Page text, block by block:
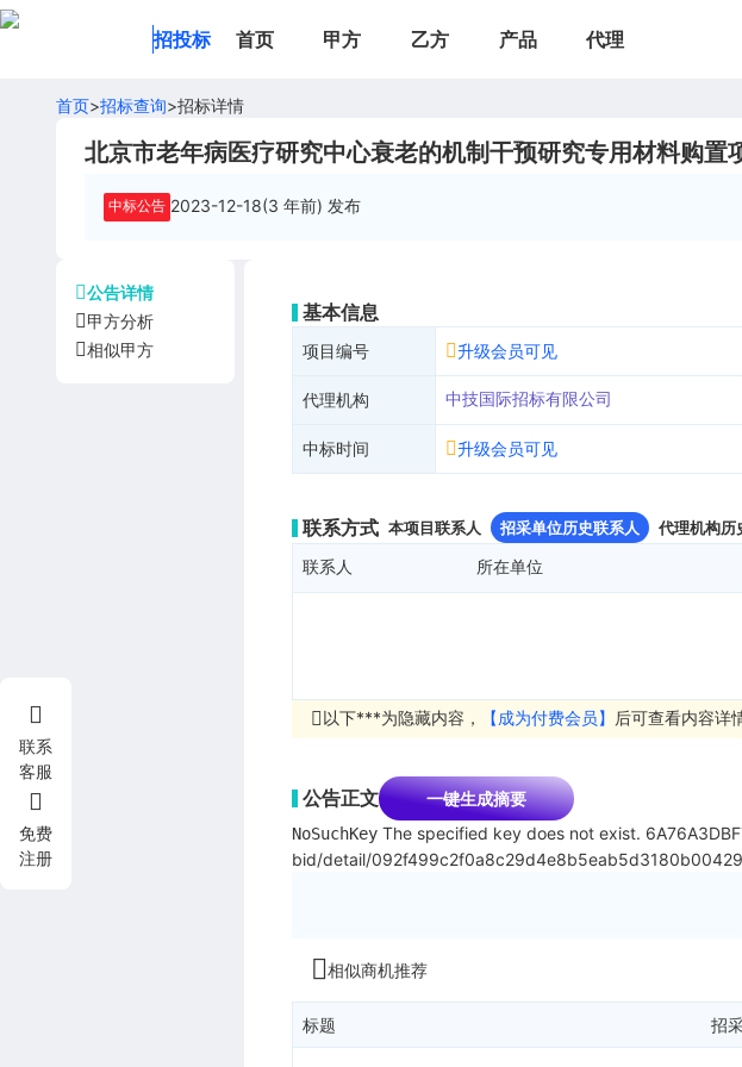
招投标 首页 甲方 乙方 产品 代理
首页>招标查询>招标详情
北京市老年病医疗研究中心衰老的机制干预研究专用材料购置
中标公告 2023-12-18(3 年前) 发布
公告详情
甲方分析
相似甲方
基本信息
项目编号 升级会员可见
代理机构 中技国际招标有限公司
中标时间 升级会员可见
联系方式 本项目联系人 招采单位历史联系人 代理机构历
联系人 所在单位
以下***为隐藏内容， 【成为付费会员】 后可查看内容详
公告正文 一键生成摘要
NoSuchKey The specified key does not exist.
bid/detail/
相似商机推荐
标题 招
联系
客服
免费
注册